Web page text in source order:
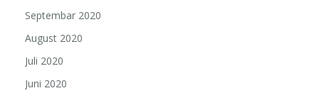
Septembar 2020
August 2020
Juli 2020
Juni 2020